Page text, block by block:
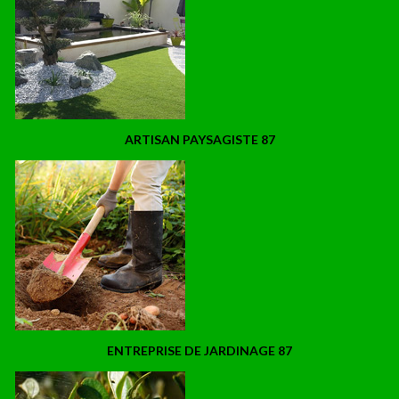
ARTISAN PAYSAGISTE 87
ENTREPRISE DE JARDINAGE 87